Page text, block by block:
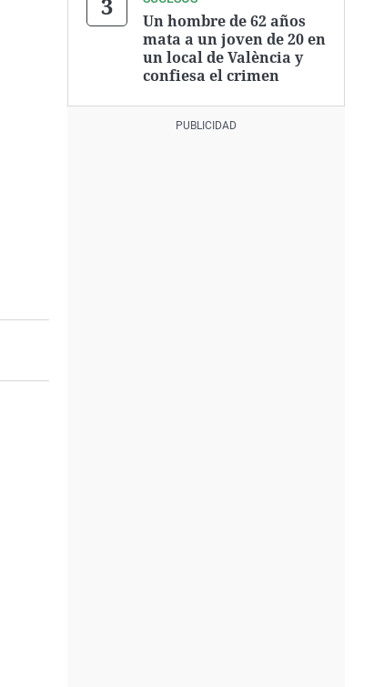
Un hombre de 62 años
mata a un joven de 20 en
un local de València y
confiesa el crimen